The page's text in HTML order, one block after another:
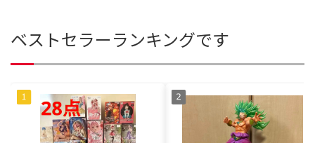
ベストセラーランキングです